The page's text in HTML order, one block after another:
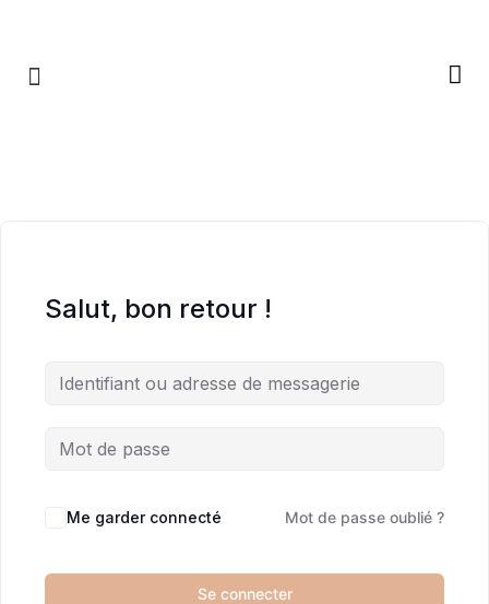
Salut, bon retour !
Me garder connecté Mot de passe oublié ?
Se connecter